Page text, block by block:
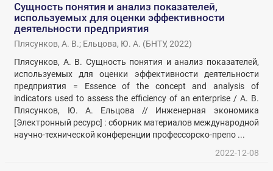
Сущность понятия и анализ показателей,
используемых для оценки эффективности
деятельности предприятия
Плясунков, А. В.; Ельцова, Ю. А. (БНТУ,2022)
Плясунков, А. В. Сущность понятия и анализ показателей,
используемых для оценки эффективности деятельности
предприятия = Essence of the concept and analysis of
indicators used to assess the efficiency of an enterprise / А. В.
Плясунков, Ю. А. Ельцова // Инженерная экономика
[Электронный ресурс] : сборник материалов международной
научно-технической конференции профессорско-препо ...
2022-12-08